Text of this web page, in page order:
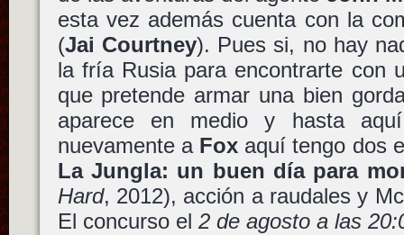
esta vez además cuenta con la
(Jai Courtney). Pues si, no hay
la fría Rusia para encontrarte con
que pretende armar una bien
aparece en medio y hasta
nuevamente a Foxaquí tengo dos
La Jungla: un buen día para
Hard, 2012), acción a raudales y
El concurso el 2 de agosto a las